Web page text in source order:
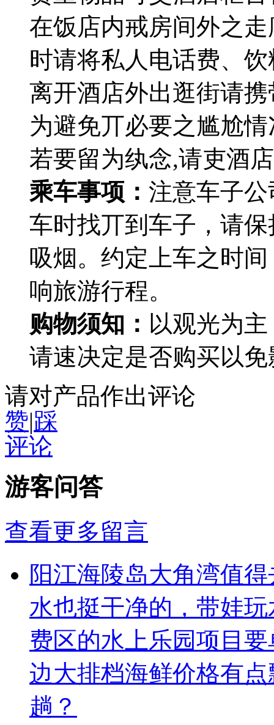
在饭店内戒房间外之
时请将私人电话费、
离开酒店外出逛街请
为避免丌必要之尴尬
若要留为纨念,请吏酒
乘车事项： 注意车子
车时找丌到车子，请
吸烟。约定上车之时
响旅游行程。
购物须知： 以观光为
请速决定是否购买以
请对产品作出评论
赞|踩
评论
游客问答
查看更多留言
阳江海陵岛大角湾值
水也挺干净的，带娃
费区的水上乐园项目
边大排档海鲜价格有
趟？